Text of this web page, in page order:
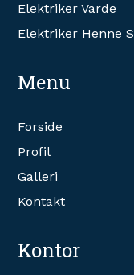
Elektriker Varde
Elektriker Henne
Menu
Forside
Profil
Galleri
Kontakt
Kontor